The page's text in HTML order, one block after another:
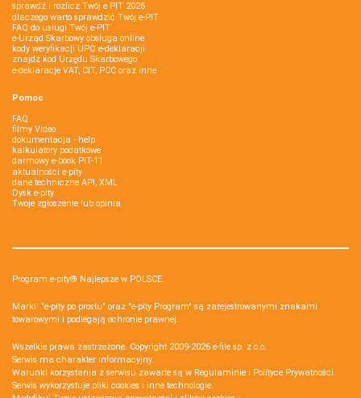
sprawdź i rozlicz Twój e PIT 2026
dlaczego warto sprawdzić Twój e-PIT
FAQ do usługi Twój e-PIT
e-Urząd Skarbowy obsługa online
kody weryfikacji UPO e-deklaracji
znajdź kod Urzędu Skarbowego
e-deklaracje VAT, CIT, PCC oraz inne
Pomoc
FAQ
filmy Video
dokumentacja - help
kalkulatory podatkowe
darmowy e-book PIT-11
aktualności e-pity
dane techniczne API, XML
Dysk e-pity
Twoje zgłoszenie lub opinia
Program e-pity® Najlepsze w POLSCE.
Marki: "e-pity po prostu" oraz "e-pity Program" są zarejestrowanymi znakami
towarowymi i podlegają ochronie prawnej.
Wszelkie prawa zastrzeżone. Copyright 2009-2026 e-file sp. z o.o.
Serwis ma charakter informacyjny.
Warunki korzystania z serwisu zawarte są w Regulaminie i Polityce Prywatności.
Serwis wykorzystuje pliki cookies i inne technologie.